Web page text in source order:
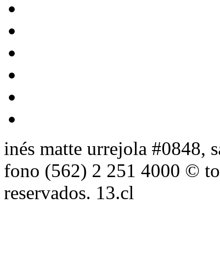
inés matte urrejola #0848,
fono (562) 2 251 4000 ©
reservados. 13.cl